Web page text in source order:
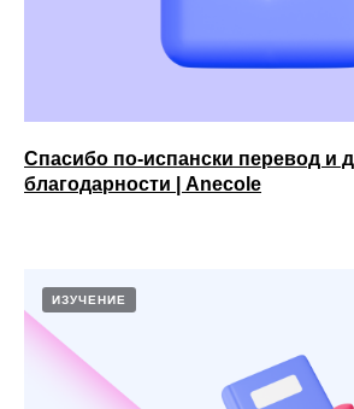
Спасибо по-испански перевод и
благодарности | Anecole
ИЗУЧЕНИЕ